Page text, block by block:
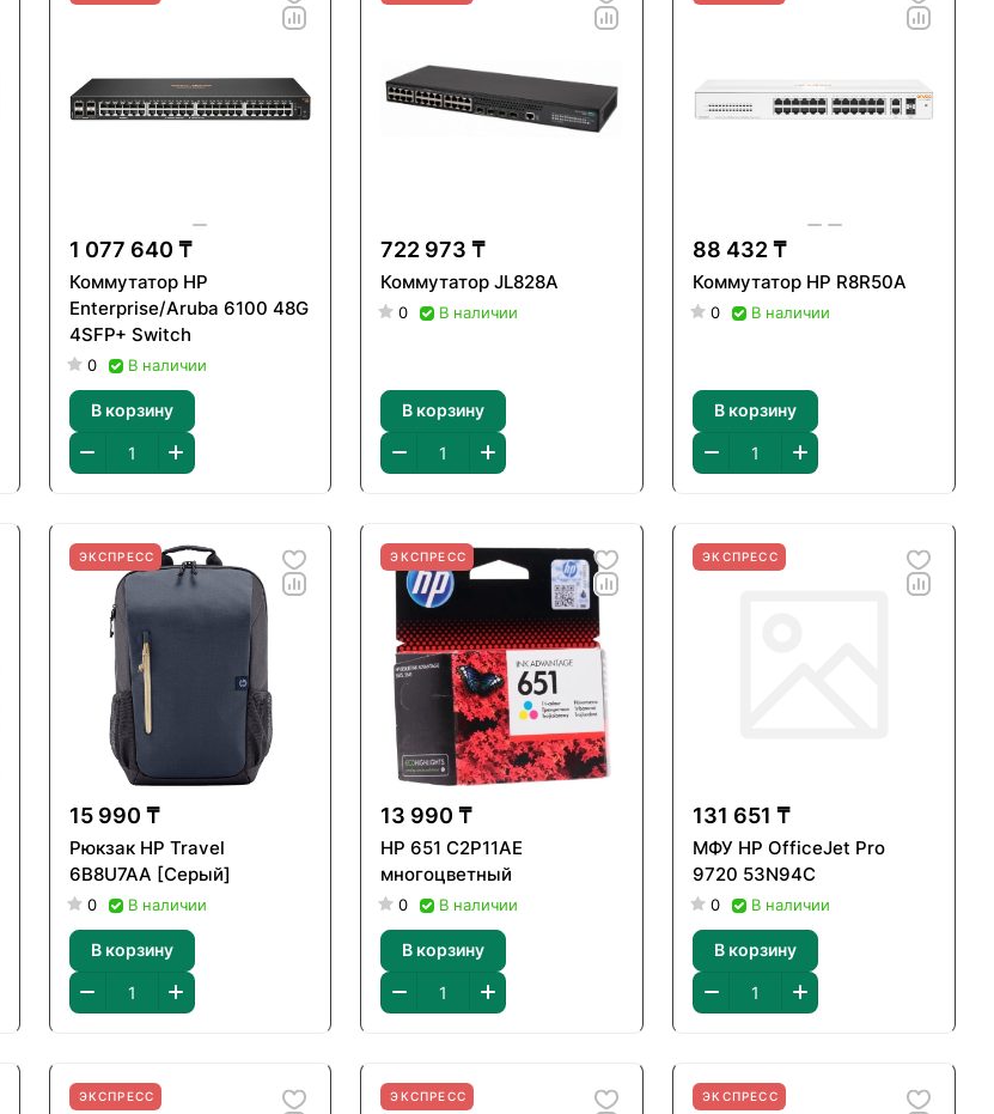
1 077 640 ₸
Коммутатор HP
Enterprise/Aruba 6100 48G
4SFP+ Switch
0 В наличии
В корзину
722 973 ₸
Коммутатор JL828A
0 В наличии
В корзину
88 432 ₸
Коммутатор HP R8R50A
0 В наличии
В корзину
ЭКСПРЕСС
15 990 ₸
Рюкзак HP Travel
6B8U7AA [Серый]
0 В наличии
В корзину
ЭКСПРЕСС
13 990 ₸
HP 651 C2P11AE
многоцветный
0 В наличии
В корзину
ЭКСПРЕСС
131 651 ₸
МФУ HP OfficeJet Pro
9720 53N94C
0 В наличии
В корзину
ЭКСПРЕСС ЭКСПРЕСС ЭКСПРЕСС